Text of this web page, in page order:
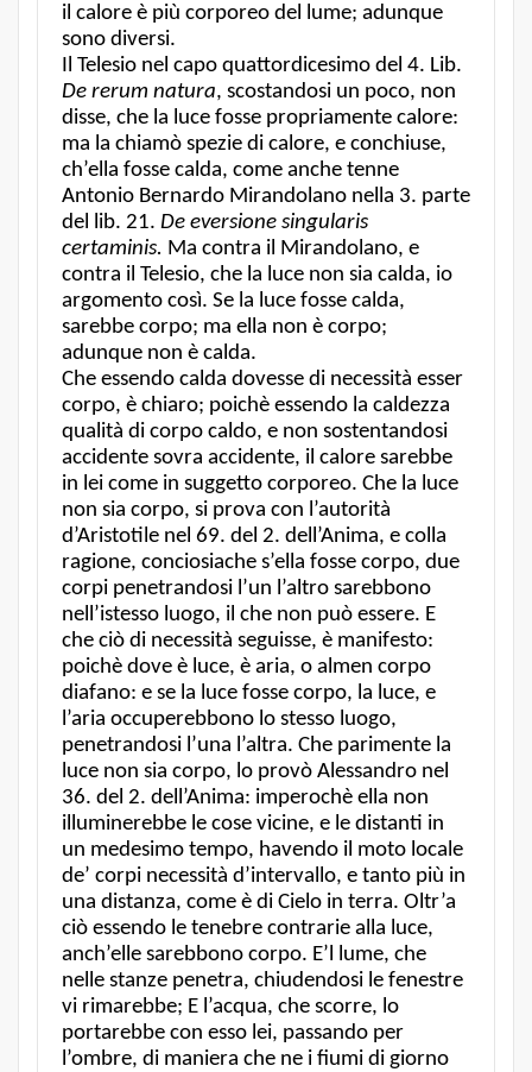
il calore è più corporeo del lume; adunque
sono diversi.
Il Telesio nel capo quattordicesimo del 4. Lib.
De rerum natura, scostandosi un poco, non
disse, che la luce fosse propriamente calore:
ma la chiamò spezie di calore, e conchiuse,
ch’ella fosse calda, come anche tenne
Antonio Bernardo Mirandolano nella 3. parte
del lib. 21. De eversione singularis
certaminis. Ma contra il Mirandolano, e
contra il Telesio, che la luce non sia calda, io
argomento così. Se la luce fosse calda,
sarebbe corpo; ma ella non è corpo;
adunque non è calda.
Che essendo calda dovesse di necessità esser
corpo, è chiaro; poichè essendo la caldezza
qualità di corpo caldo, e non sostentandosi
accidente sovra accidente, il calore sarebbe
in lei come in suggetto corporeo. Che la luce
non sia corpo, si prova con l’autorità
d’Aristotile nel 69. del 2. dell’Anima, e colla
ragione, conciosiache s’ella fosse corpo, due
corpi penetrandosi l’un l’altro sarebbono
nell’istesso luogo, il che non può essere. E
che ciò di necessità seguisse, è manifesto:
poichè dove è luce, è aria, o almen corpo
diafano: e se la luce fosse corpo, la luce, e
l’aria occuperebbono lo stesso luogo,
penetrandosi l’una l’altra. Che parimente la
luce non sia corpo, lo provò Alessandro nel
36. del 2. dell’Anima: imperochè ella non
illuminerebbe le cose vicine, e le distanti in
un medesimo tempo, havendo il moto locale
de’ corpi necessità d’intervallo, e tanto più in
una distanza, come è di Cielo in terra. Oltr’a
ciò essendo le tenebre contrarie alla luce,
anch’elle sarebbono corpo. E’l lume, che
nelle stanze penetra, chiudendosi le fenestre
vi rimarebbe; E l’acqua, che scorre, lo
portarebbe con esso lei, passando per
l’ombre, di maniera che ne i fiumi di giorno